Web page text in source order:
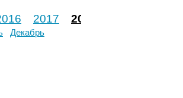
2017 2018
Декабрь